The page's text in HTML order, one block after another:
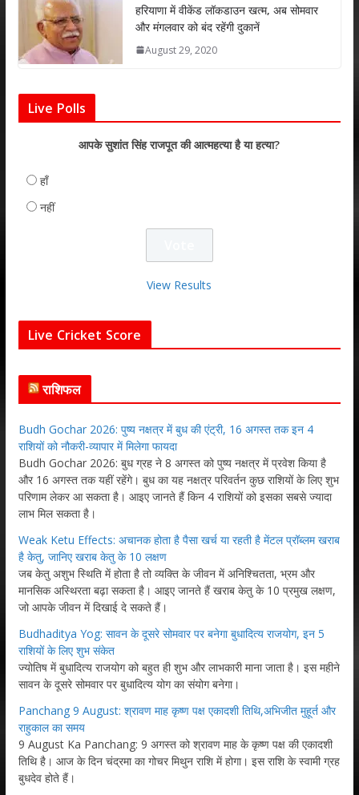
हरियाणा में वीकेंड लॉकडाउन खत्म, अब सोमवार
और मंगलवार को बंद रहेंगी दुकानें
August 29, 2020
Live Polls
आपके सुशांत सिंह राजपूत की आत्महत्या है या हत्या?
हाँ
नहीं
View Results
Live Cricket Score
राशिफल
Budh Gochar 2026: पुष्य नक्षत्र में बुध की एंट्री, 16 अगस्त तक इन 4
राशियों को नौकरी-व्यापार में मिलेगा फायदा
Budh Gochar 2026: बुध ग्रह ने 8 अगस्त को पुष्य नक्षत्र में प्रवेश किया है
और 16 अगस्त तक यहीं रहेंगे। बुध का यह नक्षत्र परिवर्तन कुछ राशियों के लिए शुभ
परिणाम लेकर आ सकता है। आइए जानते हैं किन 4 राशियों को इसका सबसे ज्यादा
लाभ मिल सकता है।
Weak Ketu Effects: अचानक होता है पैसा खर्च या रहती है मेंटल प्रॉब्लम खराब
है केतु, जानिए खराब केतु के 10 लक्षण
जब केतु अशुभ स्थिति में होता है तो व्यक्ति के जीवन में अनिश्चितता, भ्रम और
मानसिक अस्थिरता बढ़ा सकता है। आइए जानते हैं खराब केतु के 10 प्रमुख लक्षण,
जो आपके जीवन में दिखाई दे सकते हैं।
Budhaditya Yog: सावन के दूसरे सोमवार पर बनेगा बुधादित्य राजयोग, इन 5
राशियों के लिए शुभ संकेत
ज्योतिष में बुधादित्य राजयोग को बहुत ही शुभ और लाभकारी माना जाता है। इस महीने
सावन के दूसरे सोमवार पर बुधादित्य योग का संयोग बनेगा।
Panchang 9 August: श्रावण माह कृष्ण पक्ष एकादशी तिथि,अभिजीत मुहूर्त और
राहुकाल का समय
9 August Ka Panchang: 9 अगस्त को श्रावण माह के कृष्ण पक्ष की एकादशी
तिथि है। आज के दिन चंद्रमा का गोचर मिथुन राशि में होगा। इस राशि के स्वामी ग्रह
बुधदेव होते हैं।